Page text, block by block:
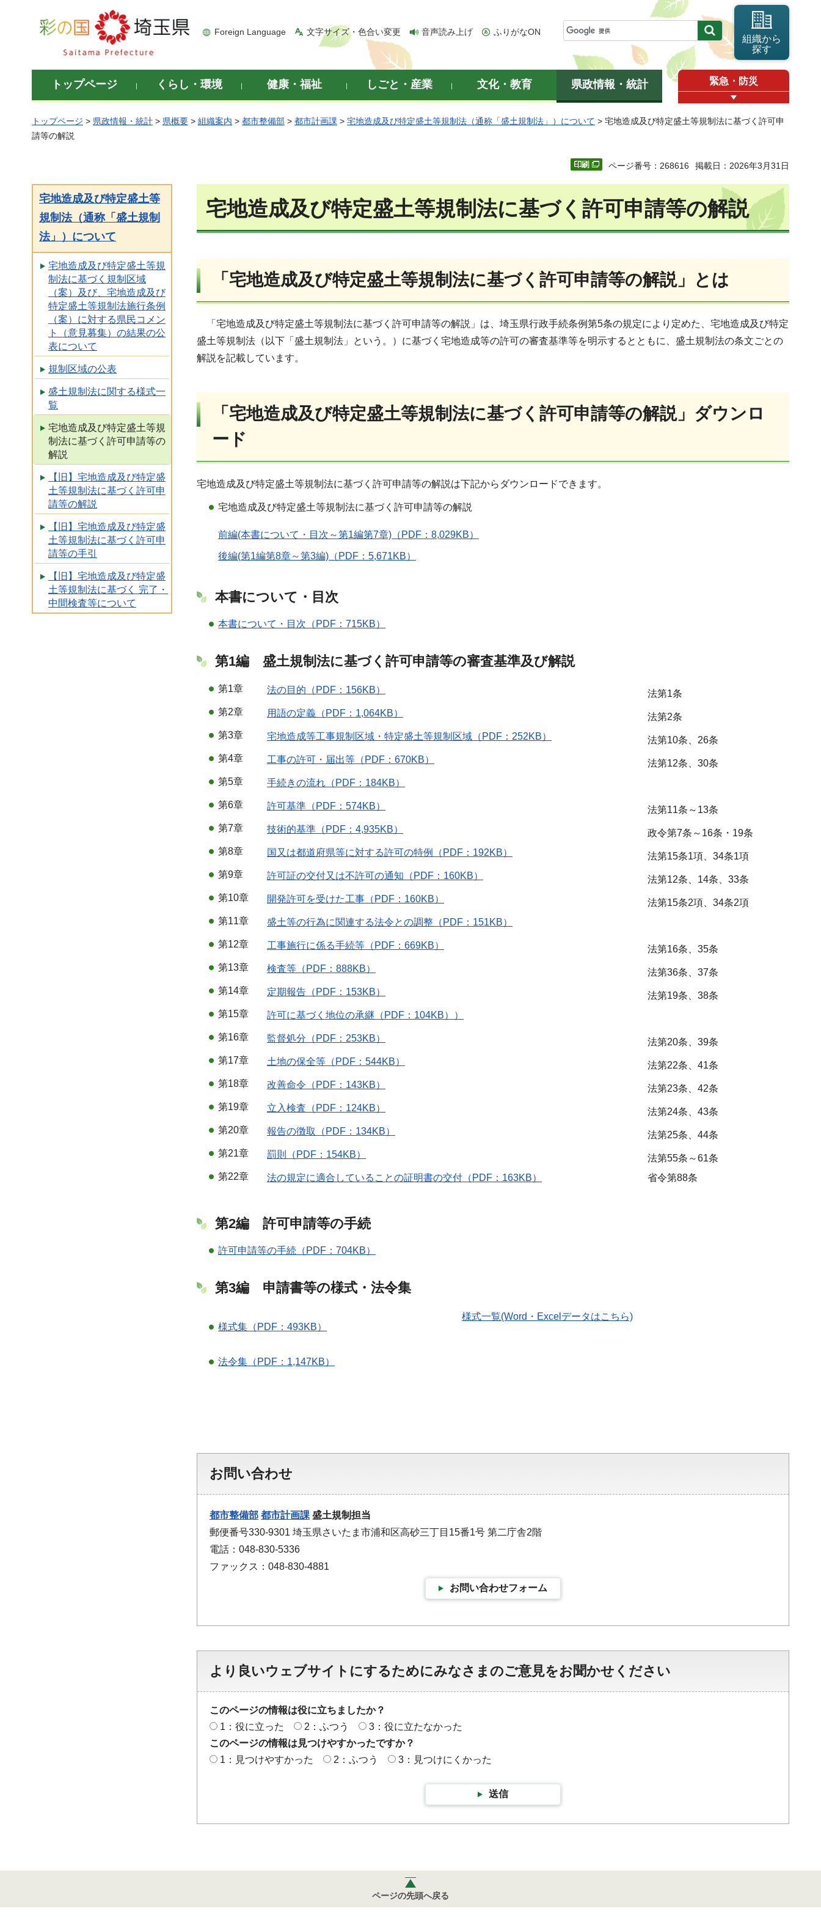
彩の国 埼玉県
Foreign Language 文字サイズ・色合い変更 音声読み上げ ふりがなON
組織から
探す
トップページ くらし・環境 健康・福祉 しごと・産業 文化・教育 県政情報・統計 緊急・防災
トップページ > 県政情報・統計 > 県概要 > 組織案内 > 都市整備部 > 都市計画課 > 宅地造成及び特定盛土等規制法（通称「盛土規制法」）について > 宅地造成及び特定盛土等規制法に基づく許可申
請等の解説
ページ番号：268616 掲載日：2026年3月31日
宅地造成及び特定盛土等
規制法（通称「盛土規制
法」）について
宅地造成及び特定盛土等規
制法に基づく規制区域
（案）及び、宅地造成及び
特定盛土等規制法施行条例
（案）に対する県民コメン
ト（意見募集）の結果の公
表について
規制区域の公表
盛土規制法に関する様式一
覧
宅地造成及び特定盛土等規
制法に基づく許可申請等の
解説
【旧】宅地造成及び特定盛
土等規制法に基づく許可申
請等の解説
【旧】宅地造成及び特定盛
土等規制法に基づく許可申
請等の手引
【旧】宅地造成及び特定盛
土等規制法に基づく 完了・
中間検査等について
宅地造成及び特定盛土等規制法に基づく許可申請等の解説
「宅地造成及び特定盛土等規制法に基づく許可申請等の解説」とは
「宅地造成及び特定盛土等規制法に基づく許可申請等の解説」は、埼玉県行政手続条例第5条の規定により定めた、宅地造成及び特定
盛土等規制法（以下「盛土規制法」という。）に基づく宅地造成等の許可の審査基準等を明示するとともに、盛土規制法の条文ごとの
解説を記載しています。
「宅地造成及び特定盛土等規制法に基づく許可申請等の解説」ダウンロ
ード
宅地造成及び特定盛土等規制法に基づく許可申請等の解説は下記からダウンロードできます。
宅地造成及び特定盛土等規制法に基づく許可申請等の解説
前編(本書について・目次～第1編第7章)（PDF：8,029KB）
後編(第1編第8章～第3編)（PDF：5,671KB）
本書について・目次
本書について・目次（PDF：715KB）
第1編 盛土規制法に基づく許可申請等の審査基準及び解説
第1章 法の目的（PDF：156KB）
法第1条
第2章
用語の定義（PDF：1,064KB）
法第2条
第3章
宅地造成等工事規制区域・特定盛土等規制区域（PDF：252KB）
法第10条、26条
第4章
工事の許可・届出等（PDF：670KB）
法第12条、30条
第5章
手続きの流れ（PDF：184KB）
第6章 許可基準（PDF：574KB）
法第11条～13条
第7章
技術的基準（PDF：4,935KB）
政令第7条～16条・19条
第8章
国又は都道府県等に対する許可の特例（PDF：192KB）
法第15条1項、34条1項
第9章
許可証の交付又は不許可の通知（PDF：160KB）
法第12条、14条、33条
第10章
開発許可を受けた工事（PDF：160KB）
法第15条2項、34条2項
第11章
盛土等の行為に関連する法令との調整（PDF：151KB）
第12章 工事施行に係る手続等（PDF：669KB）
法第16条、35条
第13章
検査等（PDF：888KB）
法第36条、37条
第14章
定期報告（PDF：153KB）
法第19条、38条
第15章
許可に基づく地位の承継（PDF：104KB））
第16章 監督処分（PDF：253KB）
法第20条、39条
第17章
土地の保全等（PDF：544KB）
法第22条、41条
第18章
改善命令（PDF：143KB）
法第23条、42条
第19章
立入検査（PDF：124KB）
法第24条、43条
第20章
報告の徴取（PDF：134KB）
法第25条、44条
第21章
罰則（PDF：154KB）
法第55条～61条
第22章
法の規定に適合していることの証明書の交付（PDF：163KB） 省令第88条
第2編 許可申請等の手続
許可申請等の手続（PDF：704KB）
第3編 申請書等の様式・法令集
様式集（PDF：493KB）
様式一覧(Word・Excelデータはこちら)
法令集（PDF：1,147KB）
お問い合わせ
都市整備部 都市計画課 盛土規制担当
郵便番号330-9301 埼玉県さいたま市浦和区高砂三丁目15番1号 第二庁舎2階
電話：048-830-5336
ファックス：048-830-4881
お問い合わせフォーム
より良いウェブサイトにするためにみなさまのご意見をお聞かせください
このページの情報は役に立ちましたか？
1：役に立った
2：ふつう
3：役に立たなかった
このページの情報は見つけやすかったですか？
1：見つけやすかった
2：ふつう 3：見つけにくかった
送信
ページの先頭へ戻る